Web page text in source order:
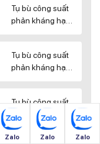
Tụ bù công suất
phản kháng hạ
Tụ bù công suất
phản kháng hạ
Tụ bù công suất
phản kháng hạ
thế SINO
Zalo Zalo Zalo